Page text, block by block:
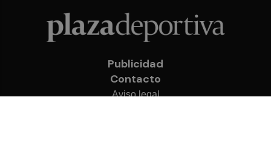
Publicidad
Contacto
Aviso legal